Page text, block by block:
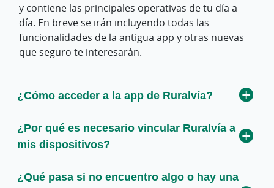
y contiene las principales operativas de tu día a
día. En breve se irán incluyendo todas las
funcionalidades de la antigua app y otras nuevas
que seguro te interesarán.
¿Cómo acceder a la app de Ruralvía?
¿Por qué es necesario vincular Ruralvía a
mis dispositivos?
¿Qué pasa si no encuentro algo o hay una